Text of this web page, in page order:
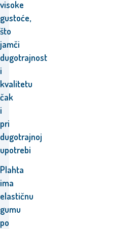
visoke
gustoće,
što
jamči
dugotrajnost
i
kvalitetu
čak
i
pri
dugotrajnoj
upotrebi
Plahta
ima
elastičnu
gumu
po